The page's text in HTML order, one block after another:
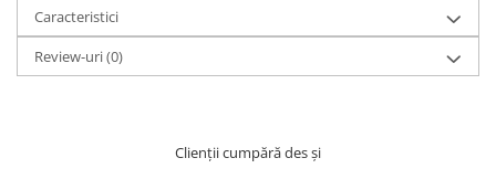
Caracteristici
Review-uri(0)
Clienții cumpără des și